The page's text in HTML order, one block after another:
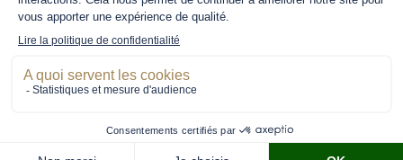
Notre brochure Notre rapport RSE
Mention Légales - Politique de confidentialité
Conception : Amphibee